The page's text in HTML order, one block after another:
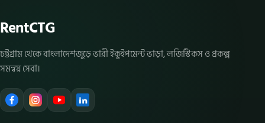
RentCTG
চট্টগ্রাম থেকে বাংলাদেশজুড়ে ভারী ইকুইপমেন্ট ভাড়া, লজিস্টিকস ও প্রকল্প
সমন্বয় সেবা।